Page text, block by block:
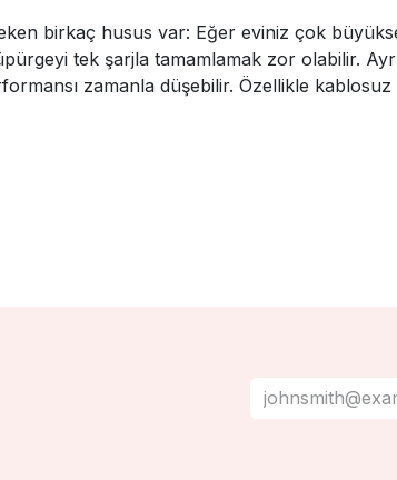
birkaç husus var: Eğer eviniz çok
tek şarjla tamamlamak zor olabilir.
zamanla düşebilir. Özellikle